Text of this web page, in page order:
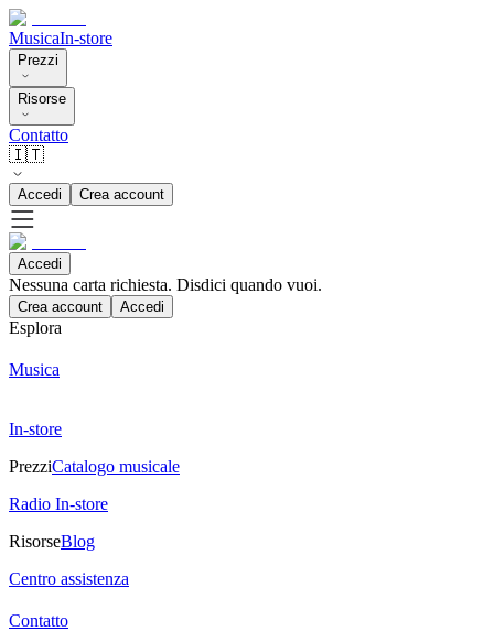
MusicaIn-store
Prezzi
Risorse
Contatto
🇮🇹
Accedi Crea account
Accedi
Nessuna carta richiesta. Disdici quando vuoi.
Crea account Accedi
Esplora
Musica
In-store
PrezziCatalogo musicale
Radio In-store
RisorseBlog
Centro assistenza
Contatto